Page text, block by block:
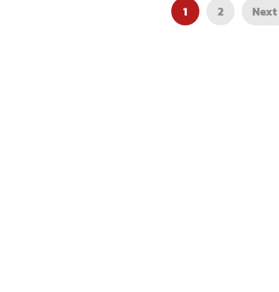
1 2